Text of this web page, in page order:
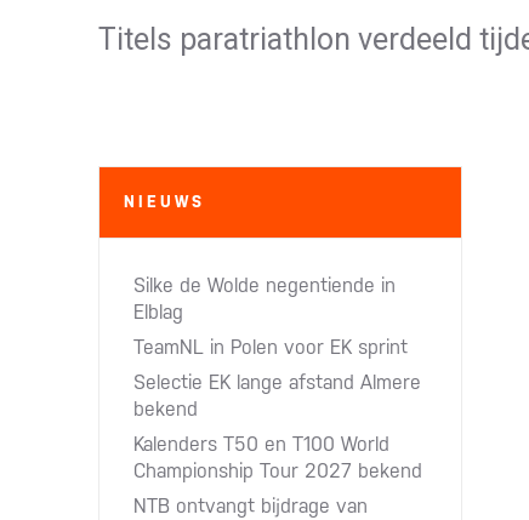
Titels paratriathlon verdeeld
NIEUWS
Silke de Wolde negentiende in
Elblag
TeamNL in Polen voor EK sprint
Selectie EK lange afstand Almere
bekend
Kalenders T50 en T100 World
Championship Tour 2027 bekend
NTB ontvangt bijdrage van